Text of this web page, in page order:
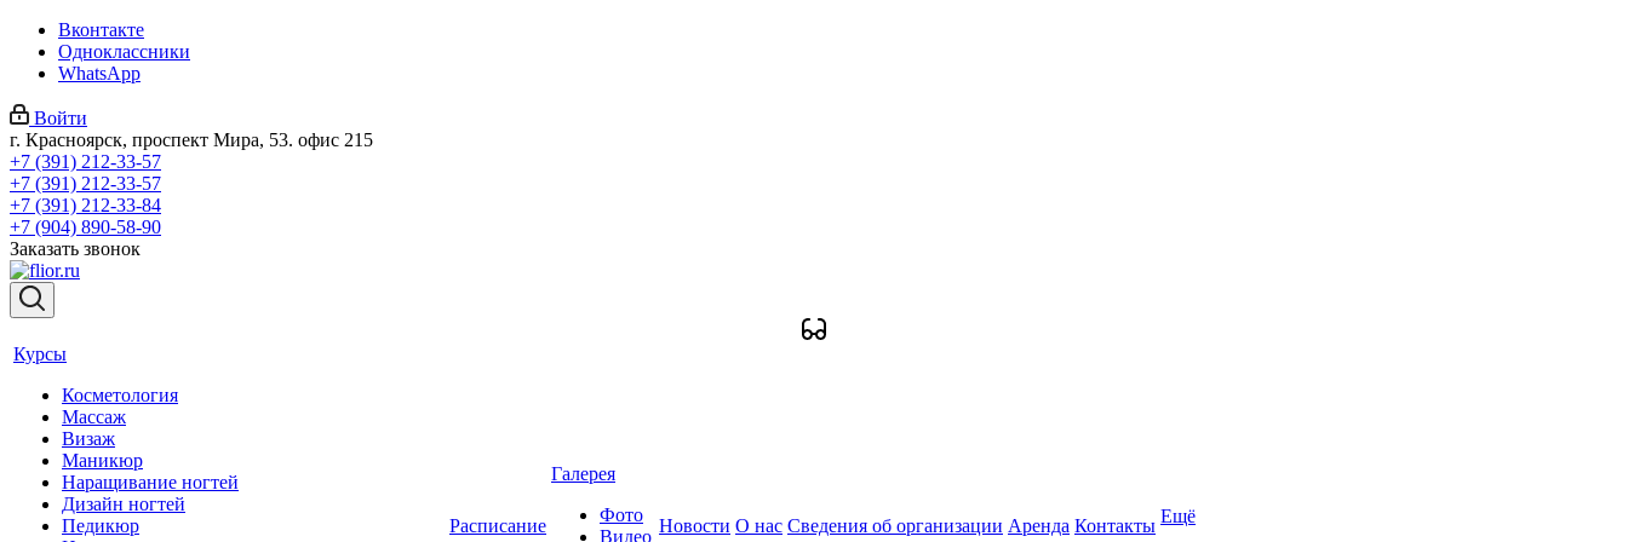
Вконтакте
Одноклассники
WhatsApp
Войти
г. Красноярск, проспект Мира, 53. офис 215
+7 (391) 212-33-57
+7 (391) 212-33-57
+7 (391) 212-33-84
+7 (904) 890-58-90
Заказать звонок
Курсы
Косметология
Массаж
Визаж
Маникюр
Наращивание ногтей
Дизайн ногтей
Педикюр
Расписание
Галерея
Фото
Видео
Новости О нас Сведения об организации Аренда Контакты Ещё